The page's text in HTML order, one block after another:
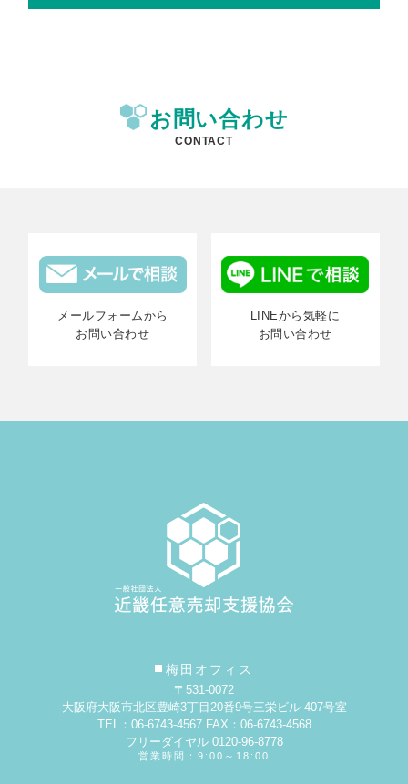
お問い合わせ
CONTACT
メールフォームから
お問い合わせ
LINEから気軽に
お問い合わせ
梅田オフィス
〒531-0072
大阪府大阪市北区豊崎3丁目20番9号三栄ビル 407号室
TEL：06-6743-4567 FAX：06-6743-4568
フリーダイヤル 0120-96-8778
営業時間：9:00～18:00